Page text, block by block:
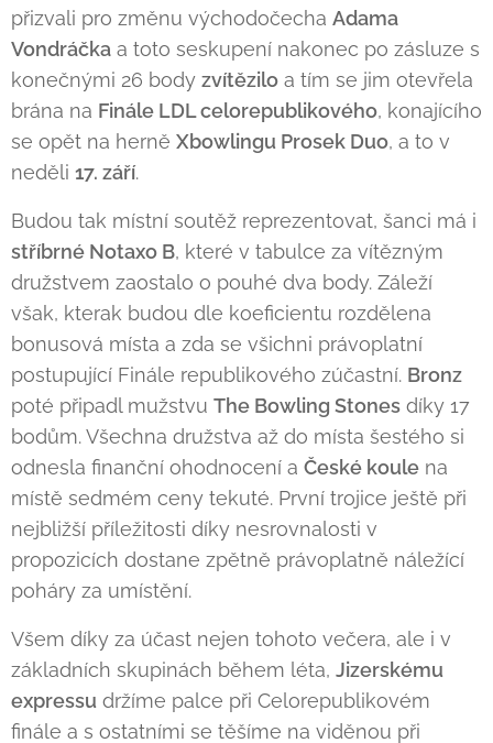
přizvali pro změnu východočecha Adama
Vondráčka a toto seskupení nakonec po zásluze s
konečnými 26 body zvítězilo a tím se jim otevřela
brána na Finále LDL celorepublikového, konajícího
se opět na herně Xbowlingu Prosek Duo, a to v
neděli 17. září.
Budou tak místní soutěž reprezentovat, šanci má i
stříbrné Notaxo B, které v tabulce za vítězným
družstvem zaostalo o pouhé dva body. Záleží
však, kterak budou dle koeficientu rozdělena
bonusová místa a zda se všichni právoplatní
postupující Finále republikového zúčastní. Bronz
poté připadl mužstvu The Bowling Stones díky 17
bodům. Všechna družstva až do místa šestého si
odnesla finanční ohodnocení a České koule na
místě sedmém ceny tekuté. První trojice ještě při
nejbližší příležitosti díky nesrovnalosti v
propozicích dostane zpětně právoplatně náležící
poháry za umístění.
Všem díky za účast nejen tohoto večera, ale i v
základních skupinách během léta, Jizerskému
expressu držíme palce při Celorepublikovém
finále a s ostatními se těšíme na viděnou při